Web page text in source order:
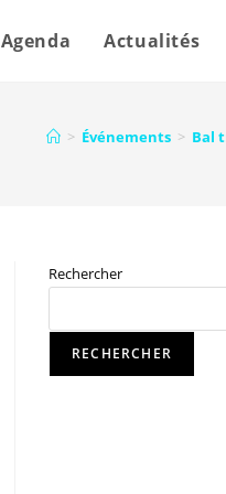
Agenda Actualités
> Événements > Bal
Rechercher
RECHERCHER